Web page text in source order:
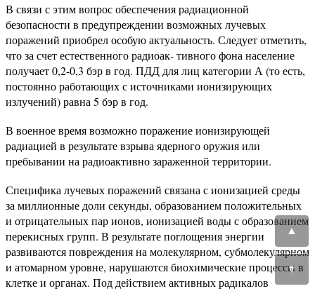
В связи с этим вопрос обеспечения радиационной
безопасности в предупреждении возможных лучевых
поражений приобрел особую актуальность. Следует отметить,
что за счет естественного радиоак- тивного фона население
получает 0,2-0,3 бэр в год. ПДД для лиц категории А (то есть,
постоянно работающих с источниками ионизирующих
излучений) равна 5 бэр в год.
В военное время возможно поражение ионизирующей
радиацией в результате взрыва ядерного оружия или
пребывании на радиоактивно зараженной территории.
Специфика лучевых поражений связана с ионизацией среды
за миллионные доли секунды, образованием положительных
и отрицательных пар ионов, ионизацией воды с образованием
перекисных групп. В результате поглощения энергии
развиваются повреждения на молекулярном, субмолекулярном
и атомарном уровне, нарушаются биохимические процессы в
клетке и органах. Под действием активных радикалов
▲
▼